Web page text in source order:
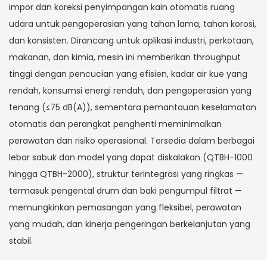
impor dan koreksi penyimpangan kain otomatis ruang
udara untuk pengoperasian yang tahan lama, tahan korosi,
dan konsisten. Dirancang untuk aplikasi industri, perkotaan,
makanan, dan kimia, mesin ini memberikan throughput
tinggi dengan pencucian yang efisien, kadar air kue yang
rendah, konsumsi energi rendah, dan pengoperasian yang
tenang (≤75 dB(A)), sementara pemantauan keselamatan
otomatis dan perangkat penghenti meminimalkan
perawatan dan risiko operasional. Tersedia dalam berbagai
lebar sabuk dan model yang dapat diskalakan (QTBH-1000
hingga QTBH-2000), struktur terintegrasi yang ringkas —
termasuk pengental drum dan baki pengumpul filtrat —
memungkinkan pemasangan yang fleksibel, perawatan
yang mudah, dan kinerja pengeringan berkelanjutan yang
stabil.